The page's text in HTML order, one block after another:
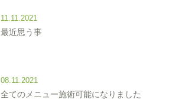
11.11.2021
最近思う事
08.11.2021
全てのメニュー施術可能になりました